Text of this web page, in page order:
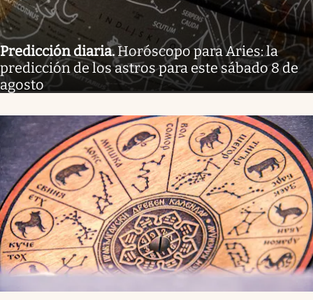
Predicción diaria.Horóscopo para Aries: la
predicción de los astros para este sábado 8 de
agosto